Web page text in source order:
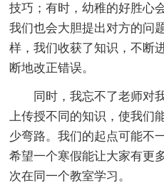
技巧；有时，幼稚的好胜心
我们也会大胆提出对方的问
样，我们收获了知识，不断
断地改正错误。
同时，我忘不了老师对
上传授不同的知识，使我们
少弯路。我们的起点可能不
希望一个寒假能让大家有更
次在同一个教室学习。